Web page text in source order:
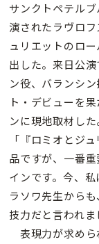
サンクトペテル
演されたラヴロ
ュリエットのロ
出した。来日公
ン役、バランシ
ト・デビューを
ンに現地取材した
「『ロミオとジ
品ですが、一番
インです。今、
ラソワ先生から
技力だと言われま
表現力が求めら